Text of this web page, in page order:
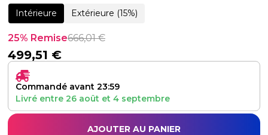
Intérieure Extérieure (15%)
25% Remise666,01€
499,51 €
Commandé avant 23:59
Livré entre 26 août et 4 septembre
AJOUTER AU PANIER